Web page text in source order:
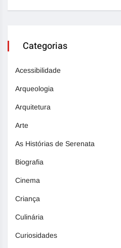
Categorias
Acessibilidade
Arqueologia
Arquitetura
Arte
As Histórias de Serenata
Biografia
Cinema
Criança
Culinária
Curiosidades